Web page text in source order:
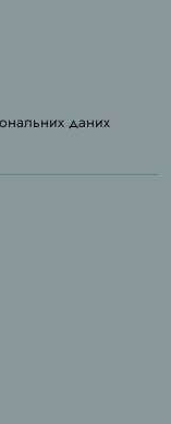
даних